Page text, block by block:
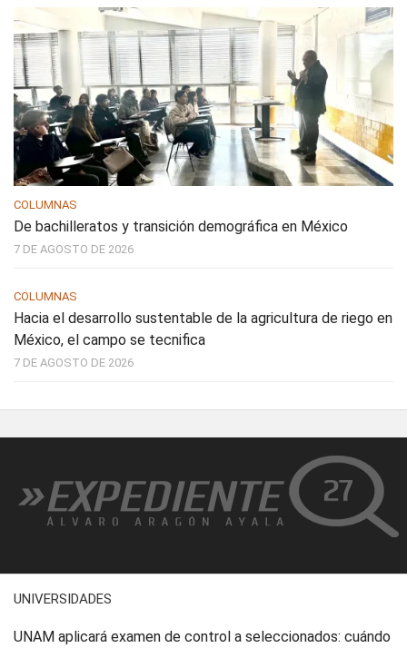
COLUMNAS
De bachilleratos y transición demográfica en México
7 DE AGOSTO DE 2026
COLUMNAS
Hacia el desarrollo sustentable de la agricultura de riego en
México, el campo se tecnifica
7 DE AGOSTO DE 2026
UNIVERSIDADES
UNAM aplicará examen de control a seleccionados: cuándo